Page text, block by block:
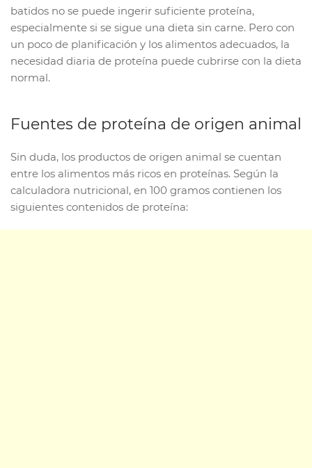
batidos no se puede ingerir suficiente proteína,
especialmente si se sigue una dieta sin carne. Pero con
un poco de planificación y los alimentos adecuados, la
necesidad diaria de proteína puede cubrirse con la dieta
normal.
Fuentes de proteína de origen animal
Sin duda, los productos de origen animal se cuentan
entre los alimentos más ricos en proteínas. Según la
calculadora nutricional, en 100 gramos contienen los
siguientes contenidos de proteína: